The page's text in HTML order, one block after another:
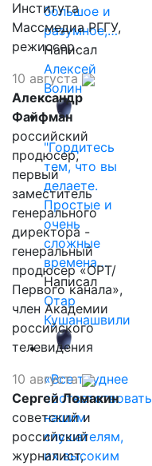
большое и
разумное,…
Написал
Алексей
Волин
"Гордитесь
тем, что вы
делаете.
Простые и
очень
сложные
времена…
Написал
Отар
Кушанашвили
«Все труднее
соответствовать
нашим
слушателям,
их высоким
Института
Массмедиа РГГУ,
режиссер.
10 августа
Александр
Файфман
российский
продюсер,
первый
заместитель
генерального
директора -
генеральный
продюсер «ОРТ/
Первого канала»,
член Академии
российского
телевидения
10 августа
Сергей Ломакин
советский и
российский
журналист,